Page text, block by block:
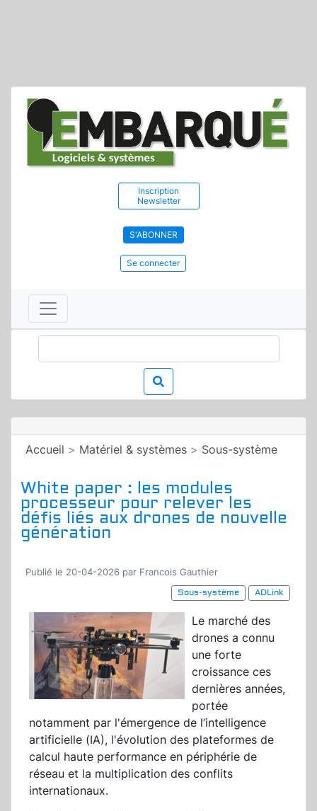
Inscription
Newsletter
S'ABONNER
Se connecter
Accueil > Matériel & systèmes > Sous-système
White paper : les modules
processeur pour relever les
défis liés aux drones de nouvelle
génération
Publié le 20-04-2026 par Francois Gauthier
Sous-système
ADLink
Le marché des
drones a connu
une forte
croissance ces
dernières années,
portée
notamment par l'émergence de l’intelligence
artificielle (IA), l'évolution des plateformes de
calcul haute performance en périphérie de
réseau et la multiplication des conflits
internationaux.